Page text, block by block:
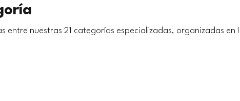
entre nuestras 21 categorías especializadas, organizadas en